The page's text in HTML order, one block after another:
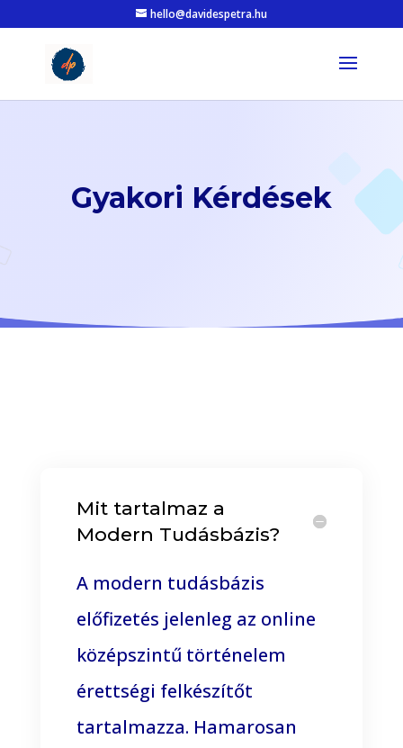
hello@davidespetra.hu
Gyakori Kérdések
Mit tartalmaz a
Modern Tudásbázis?
A modern tudásbázis
előfizetés jelenleg az online
középszintű történelem
érettségi felkészítőt
tartalmazza. Hamarosan